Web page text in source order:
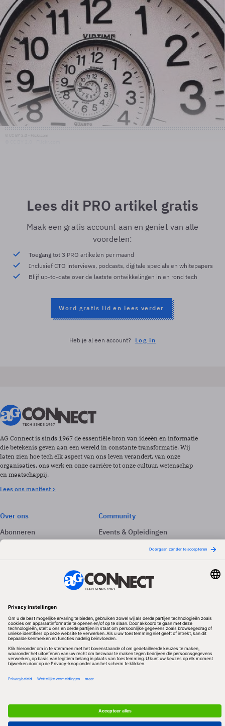
© CC BY 2.0 - Flickr.com
Lees dit PRO artikel gratis
Maak een gratis account aan en geniet van alle
voordelen:
Toegang tot 3 PRO artikelen per maand
Inclusief CTO interviews, podcasts, digitale specials en whitepapers
Blijf up-to-date over de laatste ontwikkelingen in en rond tech
Word gratis lid en lees verder
Heb je al een account? Log in
AG Connect is sinds 1967 de essentiële bron van ideeën en informatie
die betekenis geven aan een wereld in constante transformatie. Wij
laten zien hoe tech elk aspect van ons leven verandert, van onze
organisaties, ons werk en onze carrière tot onze cultuur, wetenschap
en maatschappij.
Lees ons manifest >
Over ons
Abonneren
Adverteren
Community
Events & Opleidingen
Volg ons
Redactionele partner
Algemene Voorwaarden & Copyrights